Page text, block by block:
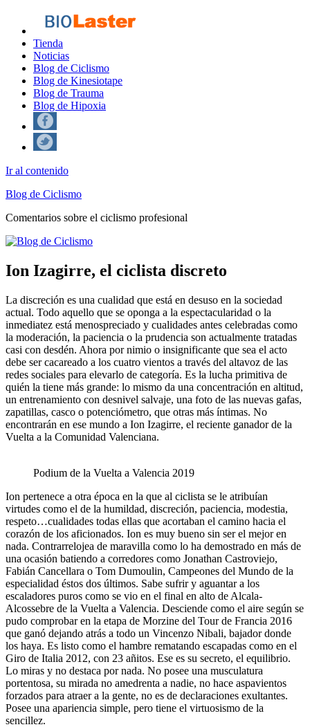
Tienda
Noticias
Blog de Ciclismo
Blog de Kinesiotape
Blog de Trauma
Blog de Hipoxia
Ir al contenido
Blog de Ciclismo
Comentarios sobre el ciclismo profesional
Ion Izagirre, el ciclista discreto
La discreción es una cualidad que está en desuso en la sociedad
actual. Todo aquello que se oponga a la espectacularidad o la
inmediatez está menospreciado y cualidades antes celebradas como
la moderación, la paciencia o la prudencia son actualmente tratadas
casi con desdén. Ahora por nimio o insignificante que sea el acto
debe ser cacareado a los cuatro vientos a través del altavoz de las
redes sociales para elevarlo de categoría. Es la lucha primitiva de
quién la tiene más grande: lo mismo da una concentración en altitud,
un entrenamiento con desnivel salvaje, una foto de las nuevas gafas,
zapatillas, casco o potenciómetro, que otras más íntimas. No
encontrarán en ese mundo a Ion Izagirre, el reciente ganador de la
Vuelta a la Comunidad Valenciana.
Podium de la Vuelta a Valencia 2019
Ion pertenece a otra época en la que al ciclista se le atribuían
virtudes como el de la humildad, discreción, paciencia, modestia,
respeto…cualidades todas ellas que acortaban el camino hacia el
corazón de los aficionados. Ion es muy bueno sin ser el mejor en
nada. Contrarrelojea de maravilla como lo ha demostrado en más de
una ocasión batiendo a corredores como Jonathan Castroviejo,
Fabián Cancellara o Tom Dumoulin, Campeones del Mundo de la
especialidad éstos dos últimos. Sabe sufrir y aguantar a los
escaladores puros como se vio en el final en alto de Alcala-
Alcossebre de la Vuelta a Valencia. Desciende como el aire según se
pudo comprobar en la etapa de Morzine del Tour de Francia 2016
que ganó dejando atrás a todo un Vincenzo Nibali, bajador donde
los haya. Es listo como el hambre rematando escapadas como en el
Giro de Italia 2012, con 23 añitos. Ese es su secreto, el equilibrio.
Lo miras y no destaca por nada. No posee una musculatura
portentosa, su mirada no amedrenta a nadie, no hace aspavientos
forzados para atraer a la gente, no es de declaraciones exultantes.
Posee una apariencia simple, pero tiene el virtuosismo de la
sencillez.